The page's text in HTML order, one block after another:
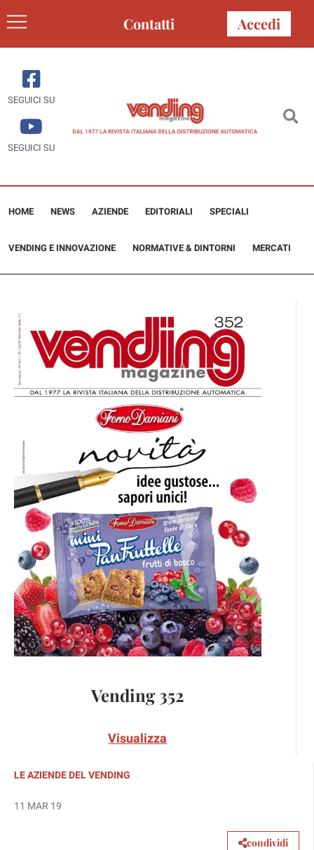
Contatti Accedi
SEGUICI SU
SEGUICI SU
HOME NEWS AZIENDE EDITORIALI SPECIALI
VENDING E INNOVAZIONE NORMATIVE & DINTORNI MERCATI
Vending 352
Visualizza
LE AZIENDE DEL VENDING
11 MAR 19
condividi